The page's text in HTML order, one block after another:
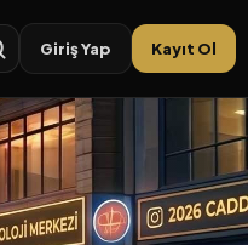
Giriş Yap Kayıt Ol